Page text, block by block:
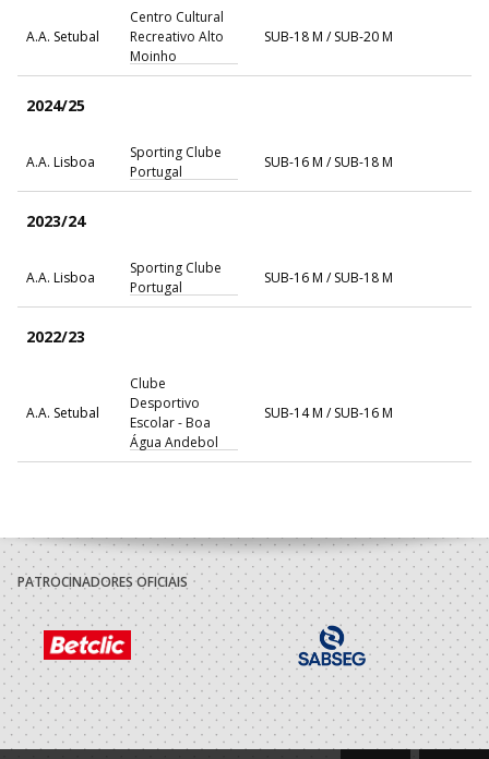
A.A. Setubal
Centro Cultural
Recreativo Alto
Moinho
SUB-18 M / SUB-20 M
2024/25
A.A. Lisboa
Sporting Clube
Portugal
SUB-16 M / SUB-18 M
2023/24
A.A. Lisboa
Sporting Clube
Portugal
SUB-16 M / SUB-18 M
2022/23
A.A. Setubal
Clube
Desportivo
Escolar - Boa
Água Andebol
SUB-14 M / SUB-16 M
A.A. Setubal
Clube
Desportivo
Escolar - Boa
Água Andebol
SUB-14 M
2019/20
A.A. Setubal
Clube
Desportivo
Escolar - Boa
Água Andebol
Minis M
PATROCINADORES OFICIAIS